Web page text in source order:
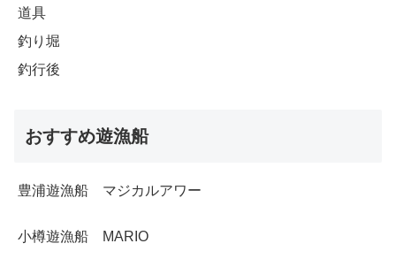
道具
釣り堀
釣行後
おすすめ遊漁船
豊浦遊漁船 マジカルアワー
小樽遊漁船 MARIO